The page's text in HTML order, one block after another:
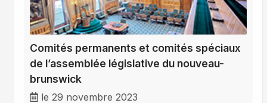
Comités permanents et comités spéciaux
de l’assemblée législative du nouveau-
brunswick
le 29 novembre 2023